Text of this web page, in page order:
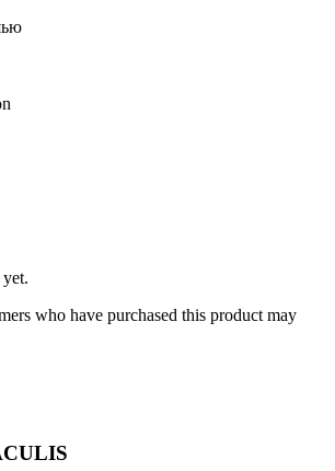
Тишью
who have purchased this product may